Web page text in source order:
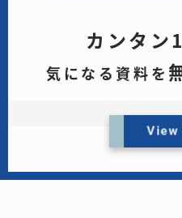
カンタン
気になる資料を
View